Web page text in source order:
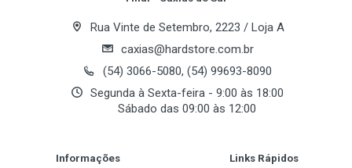
fácil. A tomada-n-jogo permite à instalação fácil sem
a necessidade de software ou controladores. Os
Leds de diagnóstico de painel frontal mostram a
status de conexão para todas as portas.
Standard: IEEE 802.3 10BASE-T
Rua Vinte de Setembro, 2223 / Loja A
caxias@hardstore.com.br
(54) 3066-5080, (54) 99693-8090
Segunda à Sexta-feira - 9:00 às 18:00
Sábado das 09:00 às 12:00
Informações Links Rápidos